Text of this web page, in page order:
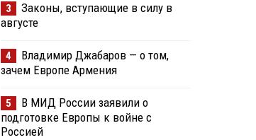
3
Законы, вступающие в силу в
августе
4
Владимир Джабаров — о том,
зачем Европе Армения
5
В МИД России заявили о
подготовке Европы к войне с
Россией